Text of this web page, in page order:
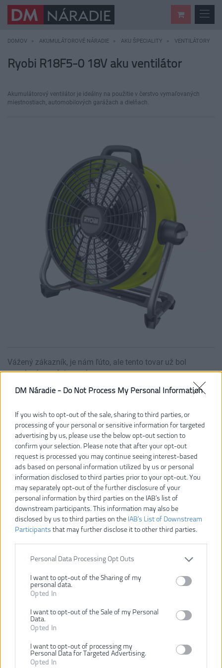
DM Náradie - Do Not Process My Personal Information
If you wish to opt-out of the sale, sharing to third parties, or
processing of your personal or sensitive information for targeted
advertising by us, please use the below opt-out section to
confirm your selection. Please note that after your opt-out
request is processed you may continue seeing interest-based
ads based on personal information utilized by us or personal
information disclosed to third parties prior to your opt-out. You
may separately opt-out of the further disclosure of your
personal information by third parties on the IAB’s list of
downstream participants. This information may also be
disclosed by us to third parties on the IAB’s List of Downstream
Participants that may further disclose it to other third parties.
Personal Data Processing Opt Outs
I want to opt-out of the Sharing of my
personal data.
Opted In
I want to opt-out of the Sale of my Personal
Data.
Opted In
I want to opt-out of processing my
Personal Data for Targeted Advertising.
Opted In
DOMOV AKUMULÁTOROVÉ NÁRADIE AKU ŠPECIALITY VENTILÁTORY
Ryobi R18F5-0 18V aku ventilátor
Akumulátorový ventilátor je ideálny na použitie v čerstvo vymaľovaných
miestnostiach, automobilových garážach a dielňach.
Vážený zákazník, je nám ľúto, ale tento tovar už bol
vyradený z našej ponuky.
Číslo produktu:
R18F5-0
Výrobca:
Ryobi
Typ tovaru:
Ventilátory
EAN kód:
4892210184481
5133004712
Záruka:
24 mesiacov
Dodávaný v:
Kartón
Hmotnosť (bez aku):
6.7 kg
Hmotnosť vrátane aku:
7.2 kg
Počet otáčok ventilátora:
550/800/1050 ot/m
Priemer kefovej hlavy:
45 cm
Rýchlosť vzduchu 1:
Rýchlosť vzduchu 2:
Rýchlosť vzduchu 3:
4.8 km/h
Vrátane aku a nabíjačky:
Akumulátorový ventilátor je ideálny na použitie v čerstvo
vymaľovaných miestnostiach, automobilových garážach a dielňach
Bubon s priemerom 45cm pre maximálne prúdenie vzduchu a